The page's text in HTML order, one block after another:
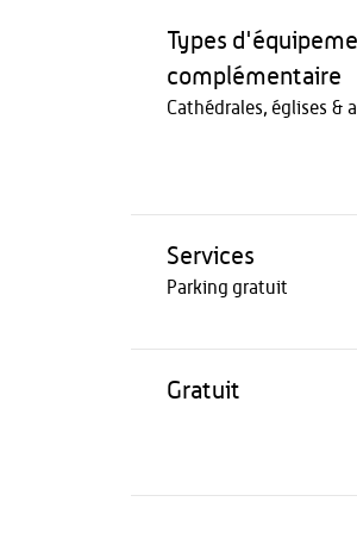
Types
complémentaire
Cathédrales, églises &
Services
Parking gratuit
Gratuit